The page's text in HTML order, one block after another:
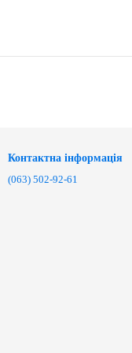
Контактна інформація
(063) 502-92-61